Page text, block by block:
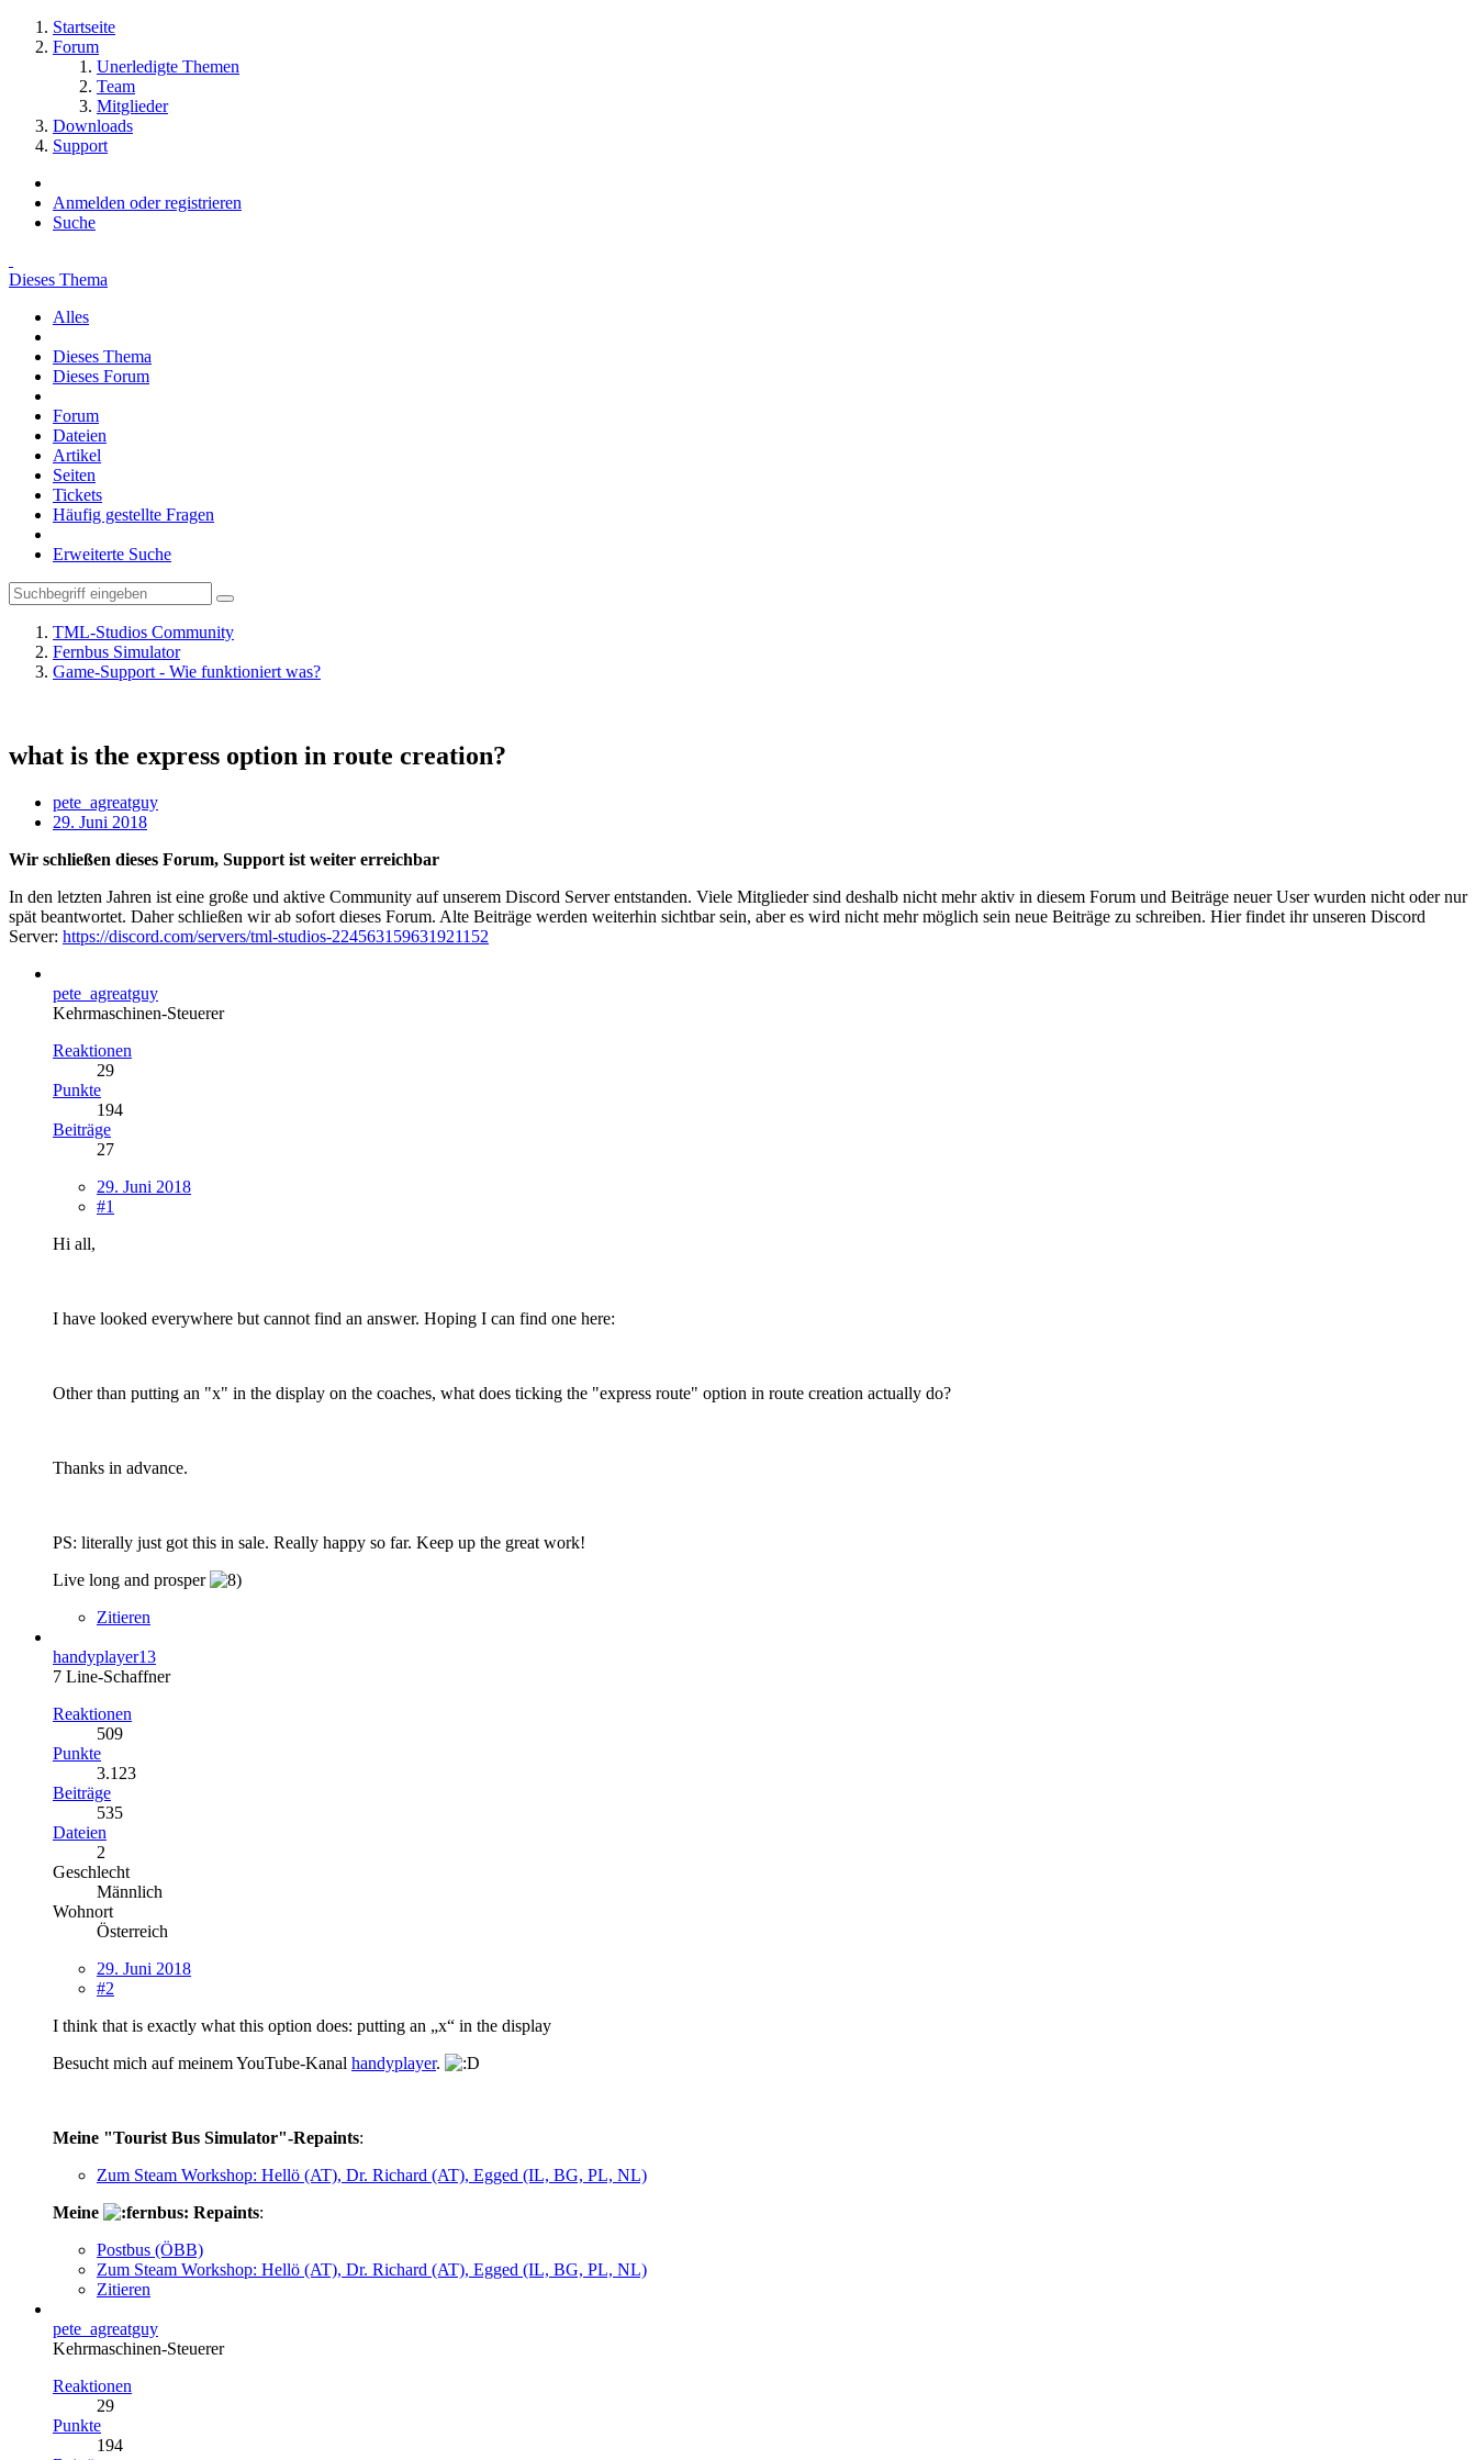
Startseite
Forum
Unerledigte Themen
Team
Mitglieder
Downloads
Support
Anmelden oder registrieren
Suche
Dieses Thema
Alles
Dieses Thema
Dieses Forum
Forum
Dateien
Artikel
Seiten
Tickets
Häufig gestellte Fragen
Erweiterte Suche
TML-Studios Community
Fernbus Simulator
Game-Support - Wie funktioniert was?
what is the express option in route creation?
pete_agreatguy
29. Juni 2018
Wir schließen dieses Forum, Support ist weiter erreichbar
In den letzten Jahren ist eine große und aktive Community auf unserem Discord Server entstanden. Viele Mitglieder sind deshalb nicht mehr aktiv in diesem Forum und Beiträge neuer User wurden nicht oder nur
spät beantwortet. Daher schließen wir ab sofort dieses Forum. Alte Beiträge werden weiterhin sichtbar sein, aber es wird nicht mehr möglich sein neue Beiträge zu schreiben. Hier findet ihr unseren Discord
Server: https://discord.com/servers/tml-studios-224563159631921152
pete_agreatguy
Kehrmaschinen-Steuerer
Reaktionen
29
Punkte
194
Beiträge
27
29. Juni 2018
#1
Hi all,
I have looked everywhere but cannot find an answer. Hoping I can find one here:
Other than putting an "x" in the display on the coaches, what does ticking the "express route" option in route creation actually do?
Thanks in advance.
PS: literally just got this in sale. Really happy so far. Keep up the great work!
Live long and prosper
Zitieren
handyplayer13
7 Line-Schaffner
Reaktionen
509
Punkte
3.123
Beiträge
535
Dateien
2
Geschlecht
Männlich
Wohnort
Österreich
29. Juni 2018
#2
I think that is exactly what this option does: putting an „x“ in the display
Besucht mich auf meinem YouTube-Kanal handyplayer.
Meine "Tourist Bus Simulator"-Repaints:
Zum Steam Workshop: Hellö (AT), Dr. Richard (AT), Egged (IL, BG, PL, NL)
Meine
Repaints:
Postbus (ÖBB)
Zum Steam Workshop: Hellö (AT), Dr. Richard (AT), Egged (IL, BG, PL, NL)
Zitieren
pete_agreatguy
Kehrmaschinen-Steuerer
Reaktionen
29
Punkte
194